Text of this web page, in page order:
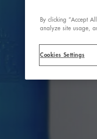
By clicking “Accept
analyze site usage,
Cookies Settings